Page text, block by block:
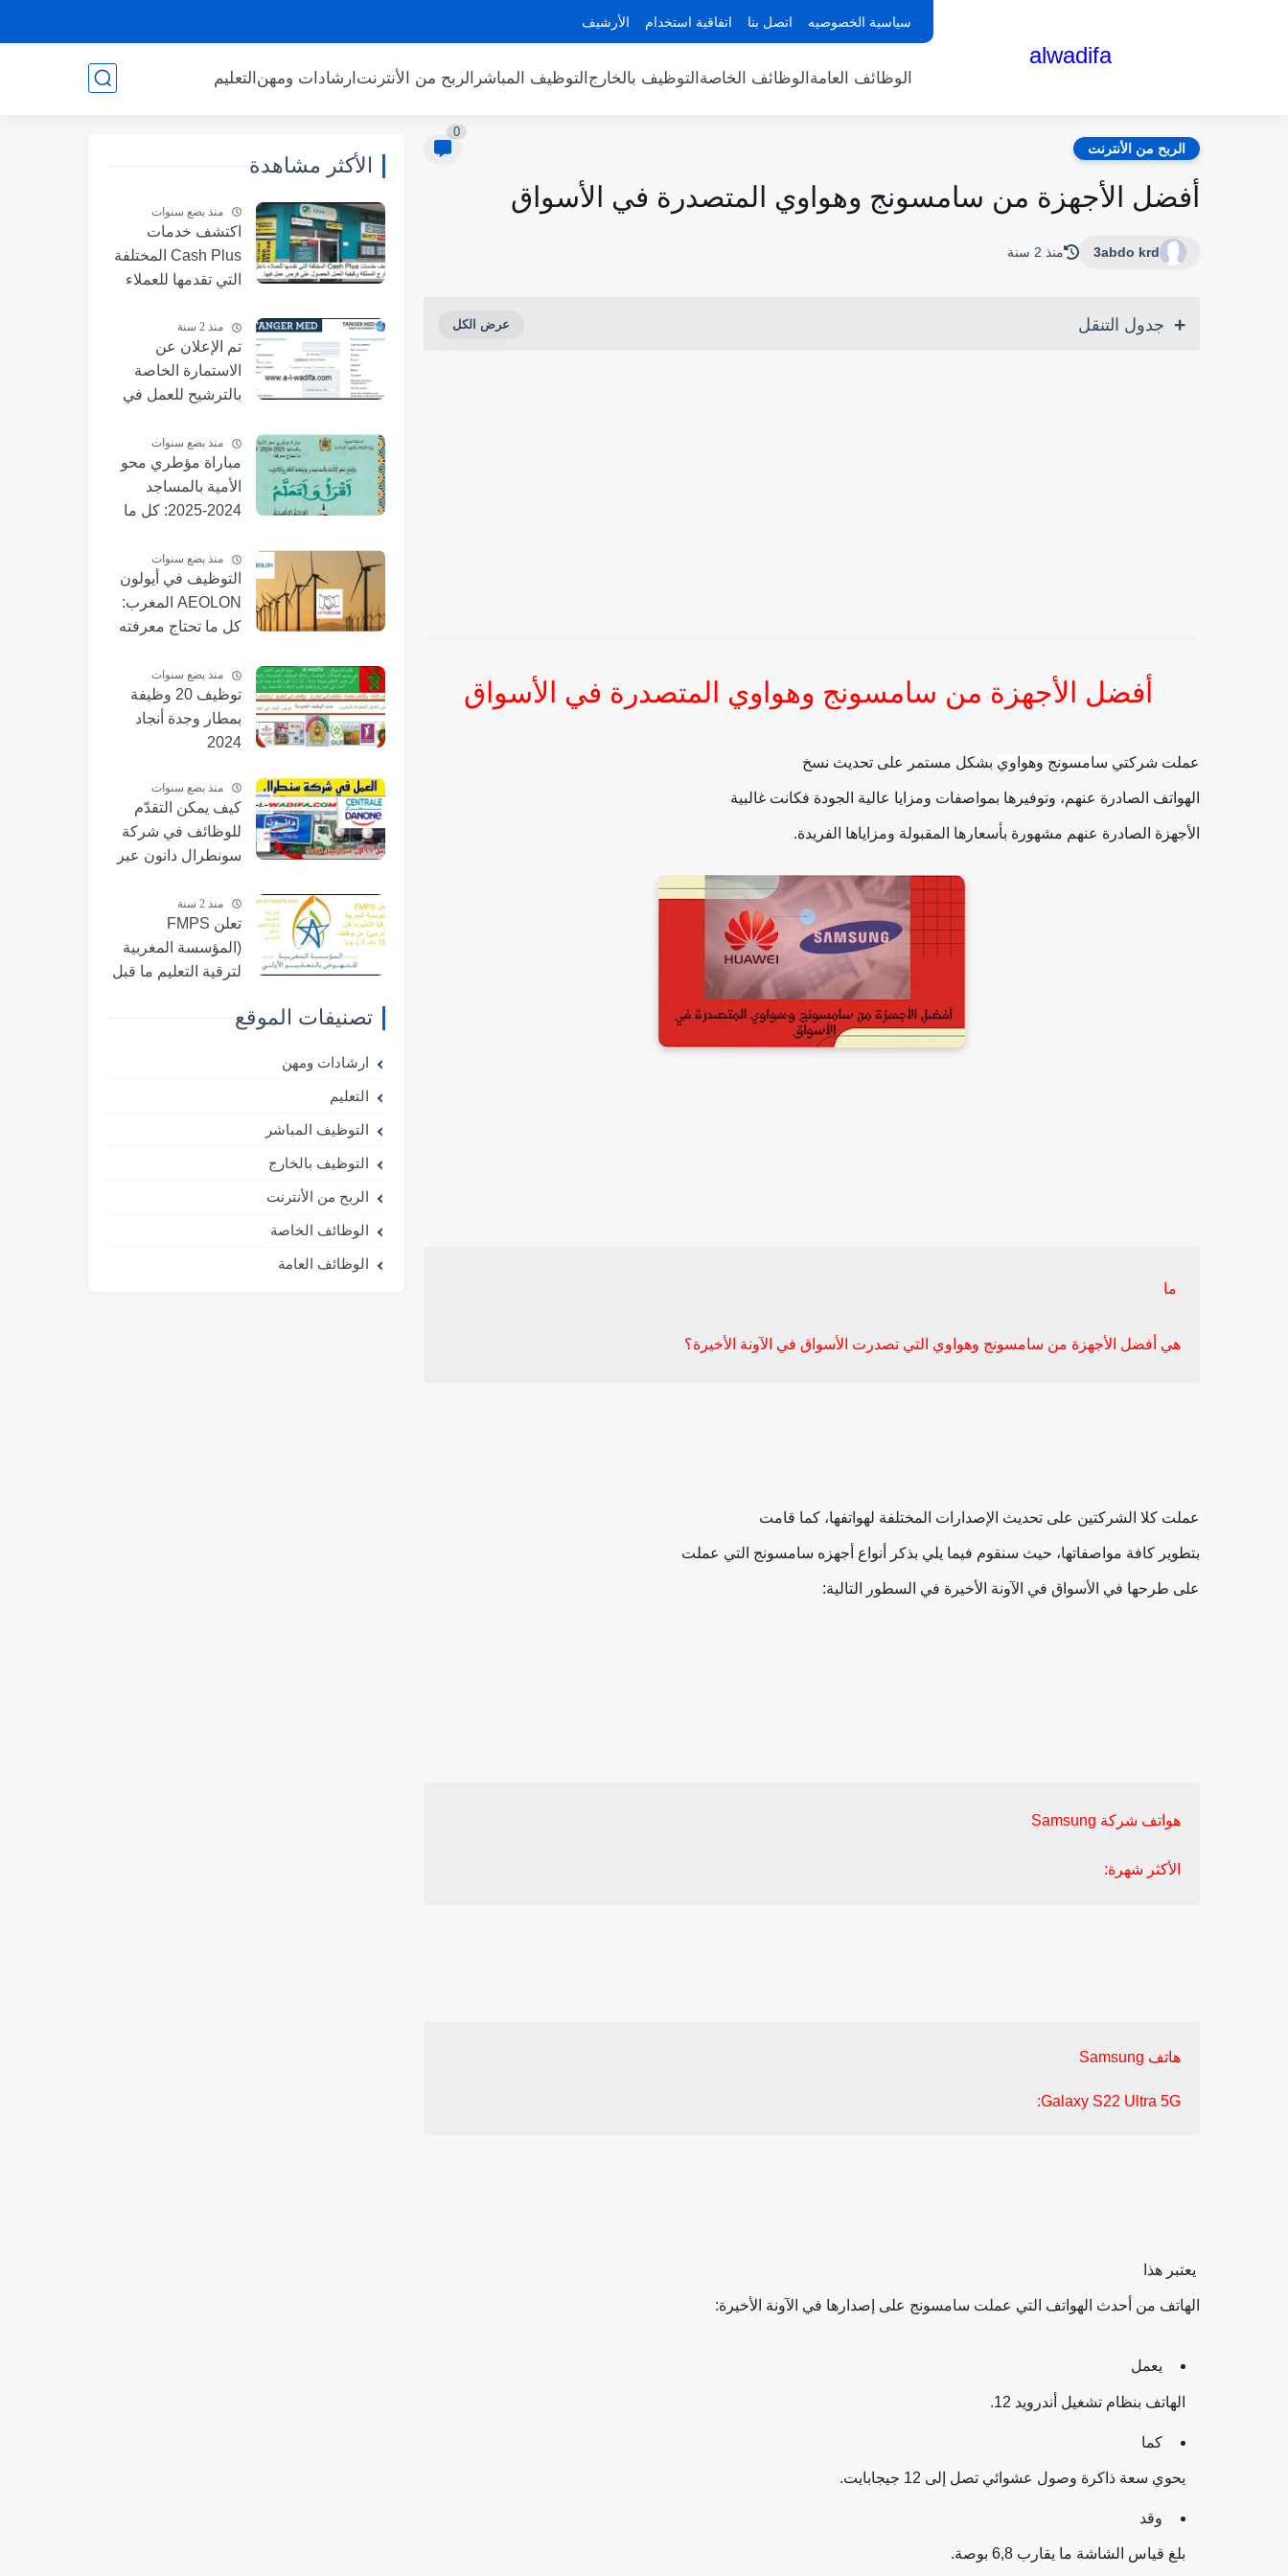
سياسية الخصوصيه اتصل بنا اتفاقية استخدام الأرشيف
alwadifa
الوظائف العامة الوظائف الخاصة التوظيف بالخارج التوظيف المباشر الربح من الأنترنت ارشادات ومهن التعليم
الربح من الأنترنت
0
أفضل الأجهزة من سامسونج وهواوي المتصدرة في الأسواق
3abdo krd منذ 2 سنة
جدول التنقل
أفضل الأجهزة من سامسونج وهواوي المتصدرة في الأسواق
عملت شركتي سامسونج وهواوي بشكل مستمر على تحديث نسخ
الهواتف الصادرة عنهم، وتوفيرها بمواصفات ومزايا عالية الجودة فكانت غالبية
الأجهزة الصادرة عنهم مشهورة بأسعارها المقبولة ومزاياها الفريدة.
ما
هي أفضل الأجهزة من سامسونج وهواوي التي تصدرت الأسواق في الآونة الأخيرة؟
عملت كلا الشركتين على تحديث الإصدارات المختلفة لهواتفها، كما قامت
بتطوير كافة مواصفاتها، حيث سنقوم فيما يلي بذكر أنواع أجهزه سامسونج التي عملت
على طرحها في الأسواق في الآونة الأخيرة في السطور التالية:
هواتف شركة Samsung
الأكثر شهرة:
هاتف Samsung
Galaxy S22 Ultra 5G
:
يعتبر هذا
الهاتف من أحدث الهواتف التي عملت سامسونج على إصدارها في الآونة الأخيرة:
يعمل
الهاتف بنظام تشغيل أندرويد 12.
كما
يحوي سعة ذاكرة وصول عشوائي تصل إلى 12 جيجابايت.
وقد
بلغ قياس الشاشة ما يقارب 6,8 بوصة.
الأكثر مشاهدة
منذ بضع سنوات
اكتشف خدمات
Cash Plus المختلفة
التي تقدمها للعملاء
، وكيف أتمكن من
الحصول على فرص
عمل فيها.
منذ 2 سنة
تم الإعلان عن
الاستمارة الخاصة
بالترشيح للعمل في
طنجة المتوسط
Tanger Med 2024
منذ بضع سنوات
مباراة مؤطري محو
الأمية بالمساجد
2024-2025: كل ما
منذ بضع سنوات
التوظيف في أيولون
AEOLON المغرب:
كل ما تحتاج معرفته
منذ بضع سنوات
توظيف 20 وظيفة
بمطار وجدة أنجاد
2024
منذ بضع سنوات
كيف يمكن التقدّم
للوظائف في شركة
سونطرال دانون عبر
على فرص عمل لدى
هذه الشركة الريادية
2023-2024؟
منذ 2 سنة
تعلن FMPS
(المؤسسة المغربية
لترقية التعليم ما قبل
تصنيفات الموقع
ارشادات ومهن
التعليم
التوظيف المباشر
التوظيف بالخارج
الربح من الأنترنت
الوظائف الخاصة
الوظائف العامة